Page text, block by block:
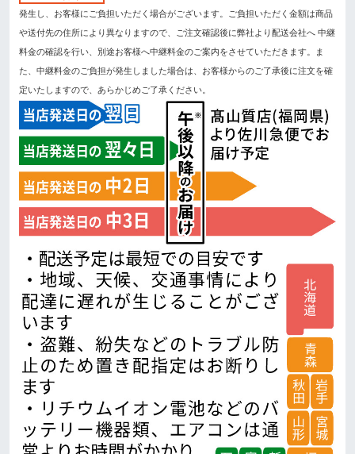
発生し、お客様にご負担いただく場合がございます。ご負担いただく金額は商品
や送付先の住所により異なりますので、ご注文確認後に弊社より配送会社へ 中継
料金の確認を行い、別途お客様へ中継料金のご案内をさせていただきます。ま
た、中継料金のご負担が発生しました場合は、お客様からのご了承後に注文を確
定いたしますので、あらかじめご了承ください。